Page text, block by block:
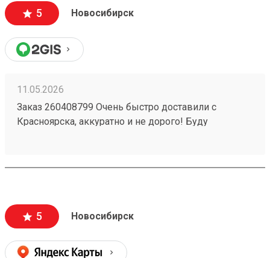
5 Новосибирск
11.05.2026
Заказ 260408799 Очень быстро доставили с
Красноярска, аккуратно и не дорого! Буду
5 Новосибирск